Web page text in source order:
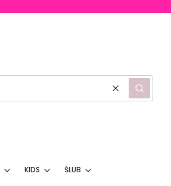
WyczyśćSzukaj
KIDS ŚLUB